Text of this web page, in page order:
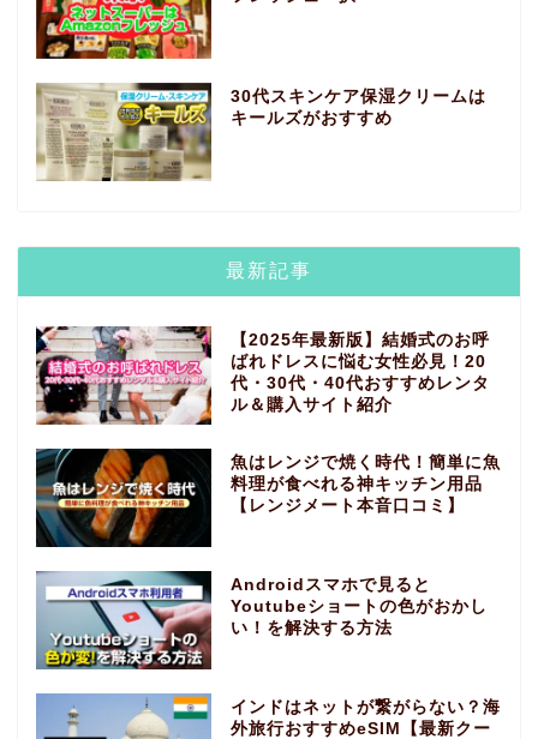
30代スキンケア保湿クリームは
キールズがおすすめ
最新記事
【2025年最新版】結婚式のお呼
ばれドレスに悩む女性必見！20
代・30代・40代おすすめレンタ
ル＆購入サイト紹介
魚はレンジで焼く時代！簡単に魚
料理が食べれる神キッチン用品
【レンジメート本音口コミ】
Androidスマホで見ると
Youtubeショートの色がおかし
い！を解決する方法
インドはネットが繋がらない？海
外旅行おすすめeSIM【最新クー